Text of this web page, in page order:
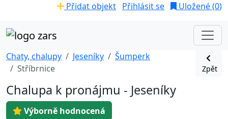
Přidat objekt Přihlásit se Uložené (0)
Chaty, chalupy Jeseníky
Šumperk
Stříbrnice
Zpět
Chalupa k pronájmu - Jeseníky
Výborně hodnocená